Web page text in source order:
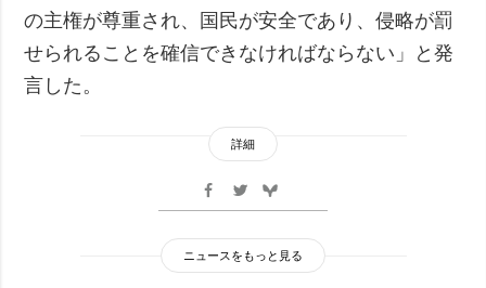
の主権が尊重され、国民が安全であり、侵略が罰
せられることを確信できなければならない」と発
言した。
詳細
ニュースをもっと見る